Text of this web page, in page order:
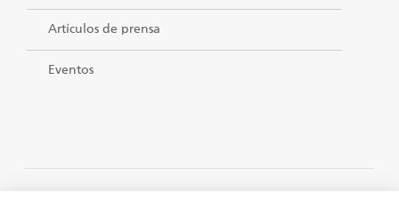
Bancada procesadora telescópica
Garras I
Artículos de prensa
Eventos